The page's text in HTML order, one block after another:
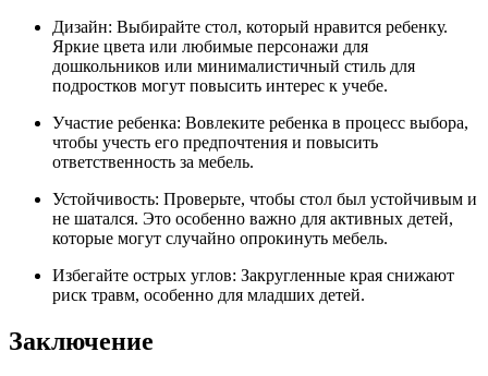
Дизайн: Выбирайте стол, который нравится ребенку.
Яркие цвета или любимые персонажи для
дошкольников или минималистичный стиль для
подростков могут повысить интерес к учебе.
Участие ребенка: Вовлеките ребенка в процесс выбора,
чтобы учесть его предпочтения и повысить
ответственность за мебель.
Устойчивость: Проверьте, чтобы стол был устойчивым и
не шатался. Это особенно важно для активных детей,
которые могут случайно опрокинуть мебель.
Избегайте острых углов: Закругленные края снижают
риск травм, особенно для младших детей.
Заключение